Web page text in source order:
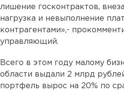
лишение госконтрактов,
нагрузка и невыполнение
контрагентами»,-
управляющий.
Всего в этом году малому
области выдали 2 млрд
портфель вырос на 20% по